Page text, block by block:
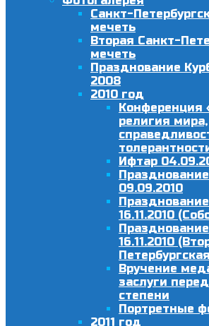
Санкт-
мечеть
Вторая Санкт-
мечеть
Празднование
2008
2010 год
Конференция
религия мира,
Ифтар
09.09.2010
16.11.2010
16.11.2010
Вручение
заслуги
степени
Портретные
2011 год